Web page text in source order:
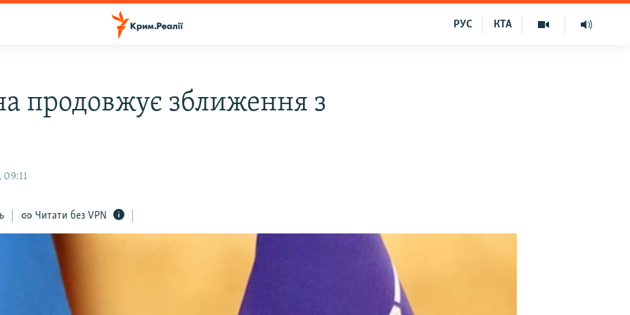
КТА
РУС
продовжує зближення з
09:11
Читати без VPN